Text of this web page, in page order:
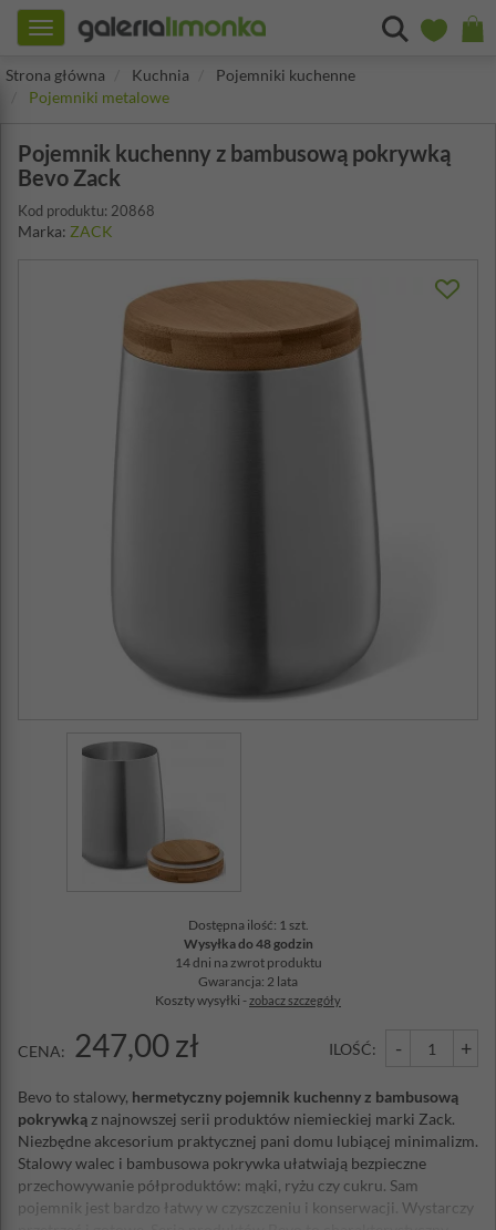
Toggle
navigation
Strona główna
Kuchnia
Pojemniki kuchenne
Pojemniki metalowe
Pojemnik kuchenny z bambusową pokrywką
Bevo Zack
Kod produktu: 20868
Marka: ZACK
Dostępna ilość: 1 szt.
Wysyłka do 48 godzin
14 dni na zwrot produktu
Gwarancja: 2 lata
Koszty wysyłki -zobacz szczegóły
CENA: 247,00 zł ILOŚĆ: - +
Bevo to stalowy, hermetyczny pojemnik kuchenny z bambusową
pokrywką z najnowszej serii produktów niemieckiej marki Zack.
Niezbędne akcesorium praktycznej pani domu lubiącej minimalizm.
Stalowy walec i bambusowa pokrywka ułatwiają bezpieczne
przechowywanie półproduktów: mąki, ryżu czy cukru. Sam
pojemnik jest bardzo łatwy w czyszczeniu i konserwacji. Wystarczy